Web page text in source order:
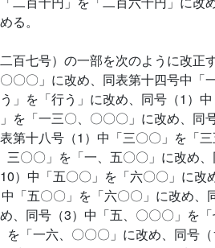
る。
百七号）の一部を次のように改正す
〇〇」に改め、同表第十四号中「
」を「行う」に改め、同号（1）
を「一三〇、〇〇〇」に改め、同
第十八号（1）中「三〇〇」を「
三〇〇」を「一、五〇〇」に改め
）中「五〇〇」を「六〇〇」に改
「五〇〇」を「六〇〇」に改め、
、同号（3）中「五、〇〇〇」を
「一六、〇〇〇」に改め、同号（